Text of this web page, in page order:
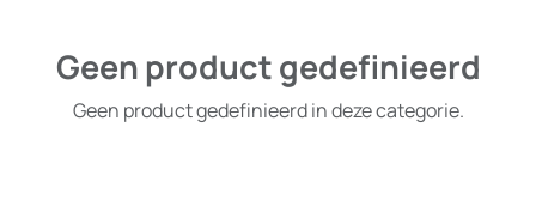
Geen product gedefinieerd
Geen product gedefinieerd in deze categorie.